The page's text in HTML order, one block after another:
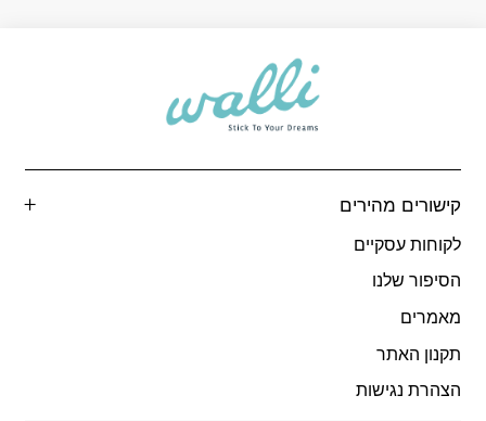
קישורים מהירים
לקוחות עסקיים
הסיפור שלנו
מאמרים
תקנון האתר
הצהרת נגישות